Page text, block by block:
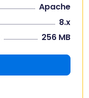
Apache
8.x
256 MB